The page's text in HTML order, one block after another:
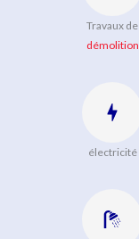
Travaux de
démolition
électricité